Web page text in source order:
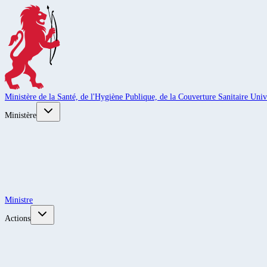
Ministère de la Santé, de l'Hygiène Publique, de la Couverture Sanitaire
Ministère
Ministre
Actions